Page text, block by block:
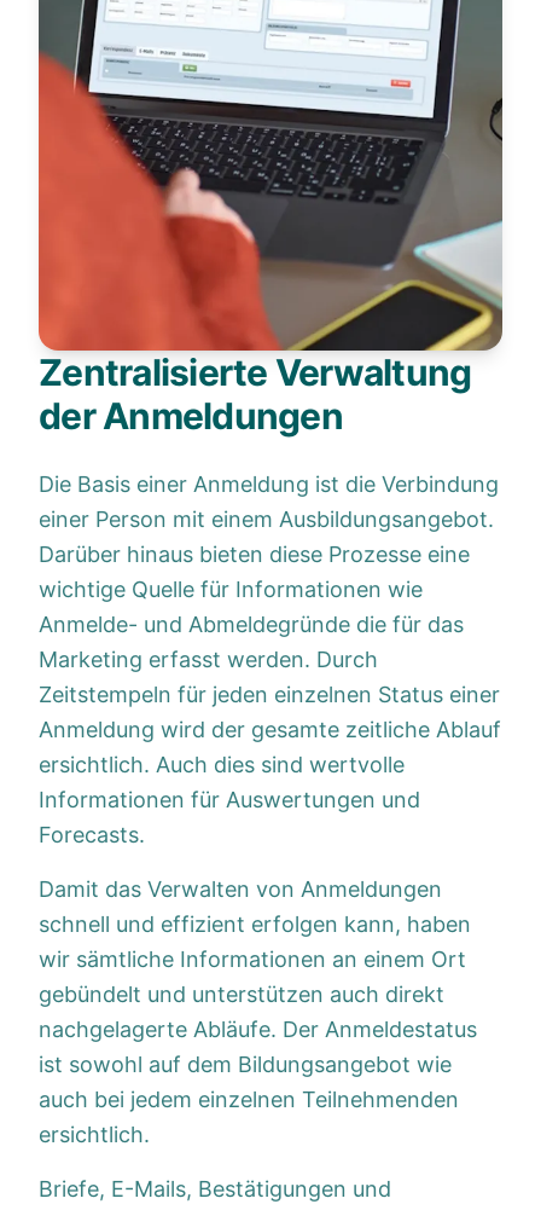
Zentralisierte Verwaltung
der Anmeldungen
Die Basis einer Anmeldung ist die Verbindung
einer Person mit einem Ausbildungsangebot.
Darüber hinaus bieten diese Prozesse eine
wichtige Quelle für Informationen wie
Anmelde- und Abmeldegründe die für das
Marketing erfasst werden. Durch
Zeitstempeln für jeden einzelnen Status einer
Anmeldung wird der gesamte zeitliche Ablauf
ersichtlich. Auch dies sind wertvolle
Informationen für Auswertungen und
Forecasts.
Damit das Verwalten von Anmeldungen
schnell und effizient erfolgen kann, haben
wir sämtliche Informationen an einem Ort
gebündelt und unterstützen auch direkt
nachgelagerte Abläufe. Der Anmeldestatus
ist sowohl auf dem Bildungsangebot wie
auch bei jedem einzelnen Teilnehmenden
ersichtlich.
Briefe, E-Mails, Bestätigungen und